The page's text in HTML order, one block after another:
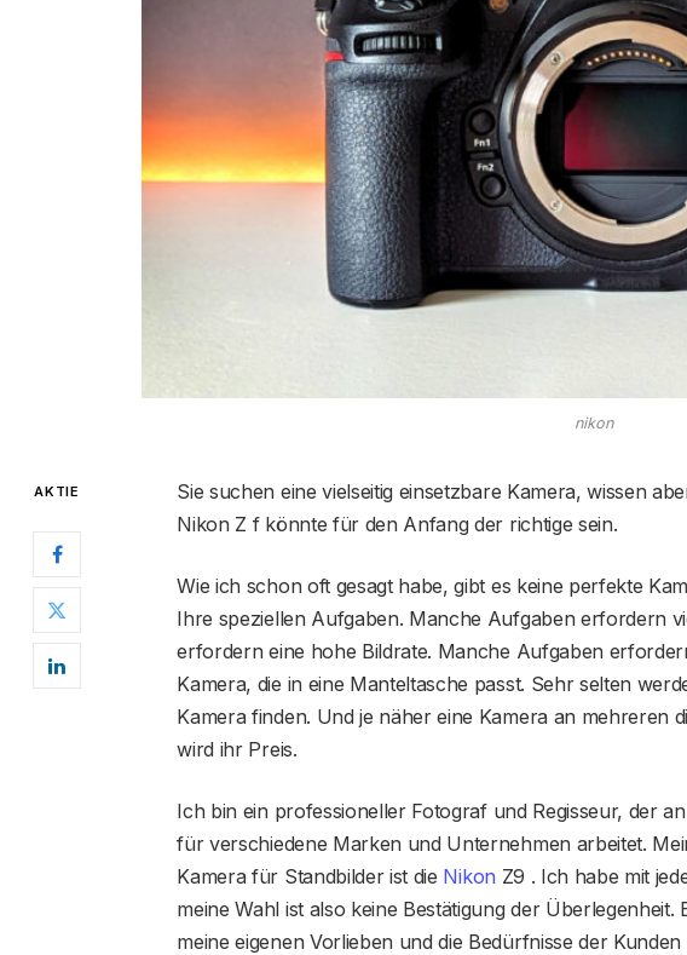
nikon
AKTIE
Sie suchen eine vielseitig einsetzbare Kamera, wissen
Nikon Z f könnte für den Anfang der richtige sein.
Wie ich schon oft gesagt habe, gibt es keine perfekte
Ihre speziellen Aufgaben. Manche Aufgaben erfordern
erfordern eine hohe Bildrate. Manche Aufgaben
Kamera, die in eine Manteltasche passt. Sehr selten
Kamera finden. Und je näher eine Kamera an mehreren
wird ihr Preis.
Ich bin ein professioneller Fotograf und Regisseur, der
für verschiedene Marken und Unternehmen arbeitet.
Kamera für Standbilder ist die Nikon Z9 . Ich habe mit
meine Wahl ist also keine Bestätigung der
meine eigenen Vorlieben und die Bedürfnisse der